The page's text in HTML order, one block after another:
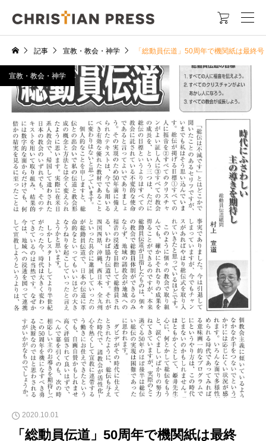

記事 宣教・教会・神学 「総動員伝道」50周年で機関紙は最終
宣教・教会・神学
2020.10.01
「総動員伝道」50周年で機関紙は最終